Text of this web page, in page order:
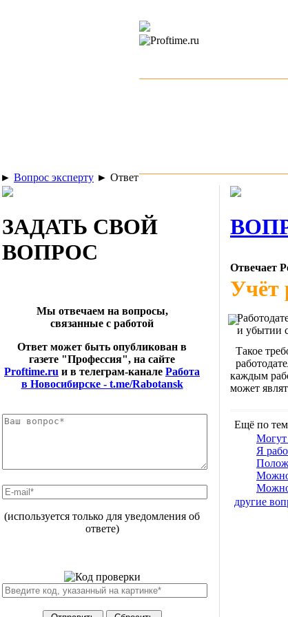
► Вопрос эксперту ► Ответ
ЗАДАТЬ СВОЙ
ВОПРОС
Мы отвечаем на вопросы,
связанные с работой
Ответ может быть опубликован в
газете "Профессия", на сайте
Proftime.ru и в телеграм-канале Работа
в Новосибирске - t.me/Rabotansk
(используется только для уведомления об
ответе)
Отвечает
Учёт
и убытии
Такое
каждым
может
Ещё по
Могут
Я
Можно
Можно
другие